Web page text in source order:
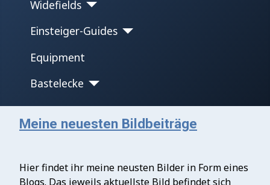
Widefields
Einsteiger-Guides
Equipment
Bastelecke
Meine neuesten Bildbeiträge
Hier findet ihr meine neusten Bilder in Form eines
Blogs. Das jeweils aktuellste Bild befindet sich